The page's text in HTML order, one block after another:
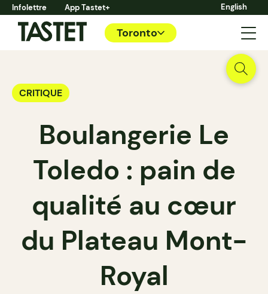
Infolettre App Tastet+ English
Toronto
CRITIQUE
Boulangerie Le
Toledo : pain de
qualité au cœur
du Plateau Mont-
Royal